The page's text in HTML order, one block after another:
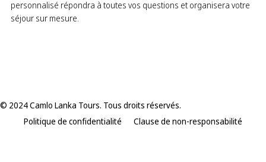
© 2024 Camlo Lanka Tours. Tous droits réservés.
Politique de confidentialité
Clause de non-responsabilité
personnalisé répondra à toutes vos questions et organisera votre
séjour sur mesure.